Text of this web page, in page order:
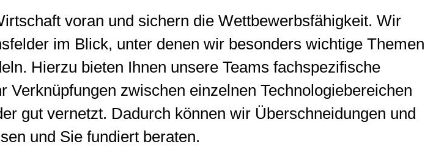
voran und sichern die Wettbewerbsfähigkeit. Wir
im Blick, unter denen wir besonders wichtige Themen
Hierzu bieten Ihnen unsere Teams fachspezifische
zwischen einzelnen Technologiebereichen
gut vernetzt. Dadurch können wir Überschneidungen und
und Sie fundiert beraten.